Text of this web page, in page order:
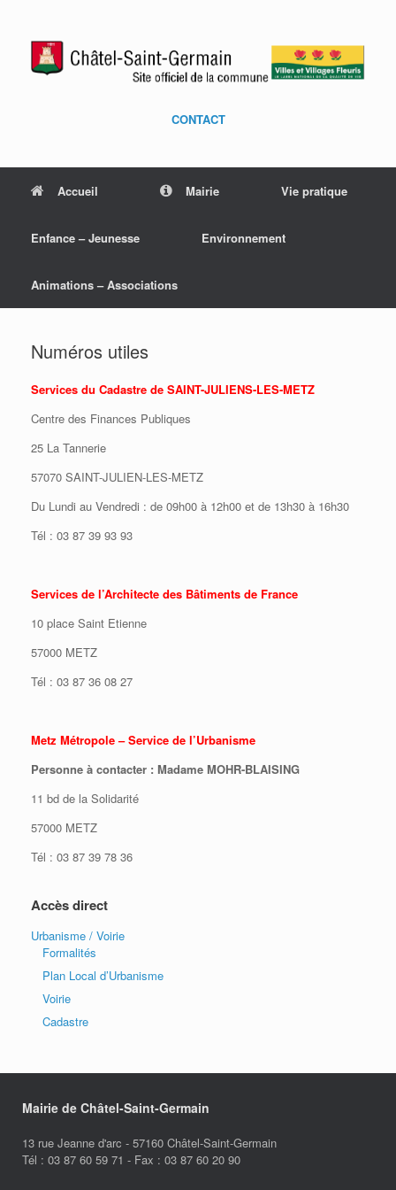
CONTACT
Accueil Mairie Vie pratique
Enfance – Jeunesse Environnement
Animations – Associations
Numéros utiles
Services du Cadastre de SAINT-JULIENS-LES-METZ
Centre des Finances Publiques
25 La Tannerie
57070 SAINT-JULIEN-LES-METZ
Du Lundi au Vendredi : de 09h00 à 12h00 et de 13h30 à 16h30
Tél : 03 87 39 93 93
Services de l’Architecte des Bâtiments de France
10 place Saint Etienne
57000 METZ
Tél : 03 87 36 08 27
Metz Métropole – Service de l’Urbanisme
Personne à contacter : Madame MOHR-BLAISING
11 bd de la Solidarité
57000 METZ
Tél : 03 87 39 78 36
Accès direct
Urbanisme / Voirie
Formalités
Plan Local d’Urbanisme
Voirie
Cadastre
Mairie de Châtel-Saint-Germain
13 rue Jeanne d'arc - 57160 Châtel-Saint-Germain
Tél : 03 87 60 59 71 - Fax : 03 87 60 20 90